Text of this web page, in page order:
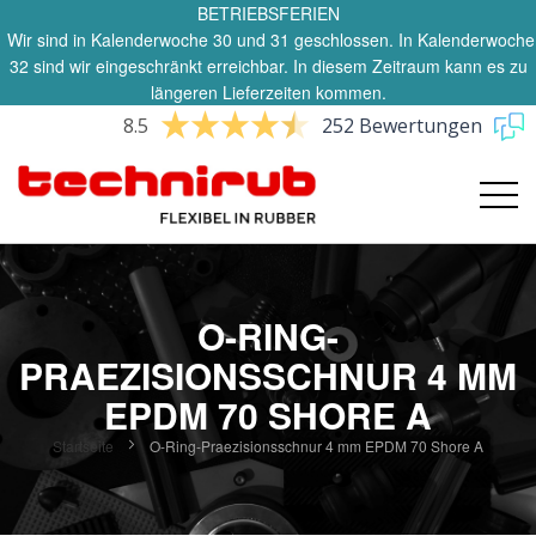
BETRIEBSFERIEN
Wir sind in Kalenderwoche 30 und 31 geschlossen. In Kalenderwoche
32 sind wir eingeschränkt erreichbar. In diesem Zeitraum kann es zu
längeren Lieferzeiten kommen.
8.5 252 Bewertungen
O-RING-
PRAEZISIONSSCHNUR 4 MM
EPDM 70 SHORE A
Startseite O-Ring-Praezisionsschnur 4 mm EPDM 70 Shore A